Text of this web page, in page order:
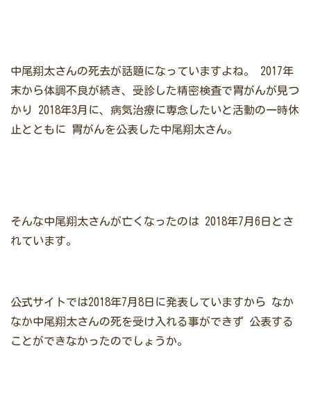
中尾翔太さんの死去が話題になっていますよね。
2017年
末から体調不良が続き、受診した精密検査で胃がんが見つ
かり
2018年3月に、病気治療に専念したいと活動の一時休
止とともに 胃がんを公表した中尾翔太さん。
そんな中尾翔太さんが亡くなったのは 2018年7月6日とさ
れています。
公式サイトでは2018年7月8日に発表していますから なか
なか中尾翔太さんの死を受け入れる事ができず 公表する
ことができなかったのでしょうか。